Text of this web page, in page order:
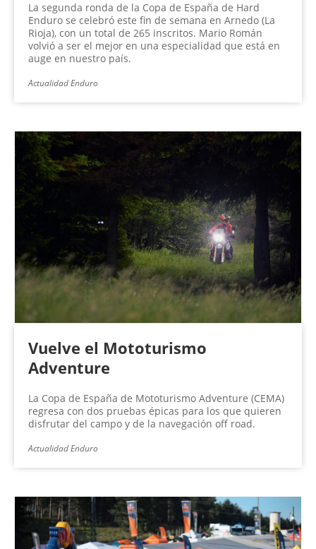
La segunda ronda de la Copa de España de Hard
Enduro se celebró este fin de semana en Arnedo (La
Rioja), con un total de 265 inscritos. Mario Román
volvió a ser el mejor en una especialidad que está en
auge en nuestro país.
Actualidad Enduro
Vuelve el Mototurismo
Adventure
La Copa de España de Mototurismo Adventure (CEMA)
regresa con dos pruebas épicas para los que quieren
disfrutar del campo y de la navegación off road.
Actualidad Enduro